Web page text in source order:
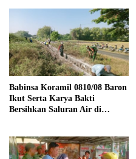
Babinsa Koramil 0810/08 Baron
Ikut Serta Karya Bakti
Bersihkan Saluran Air di